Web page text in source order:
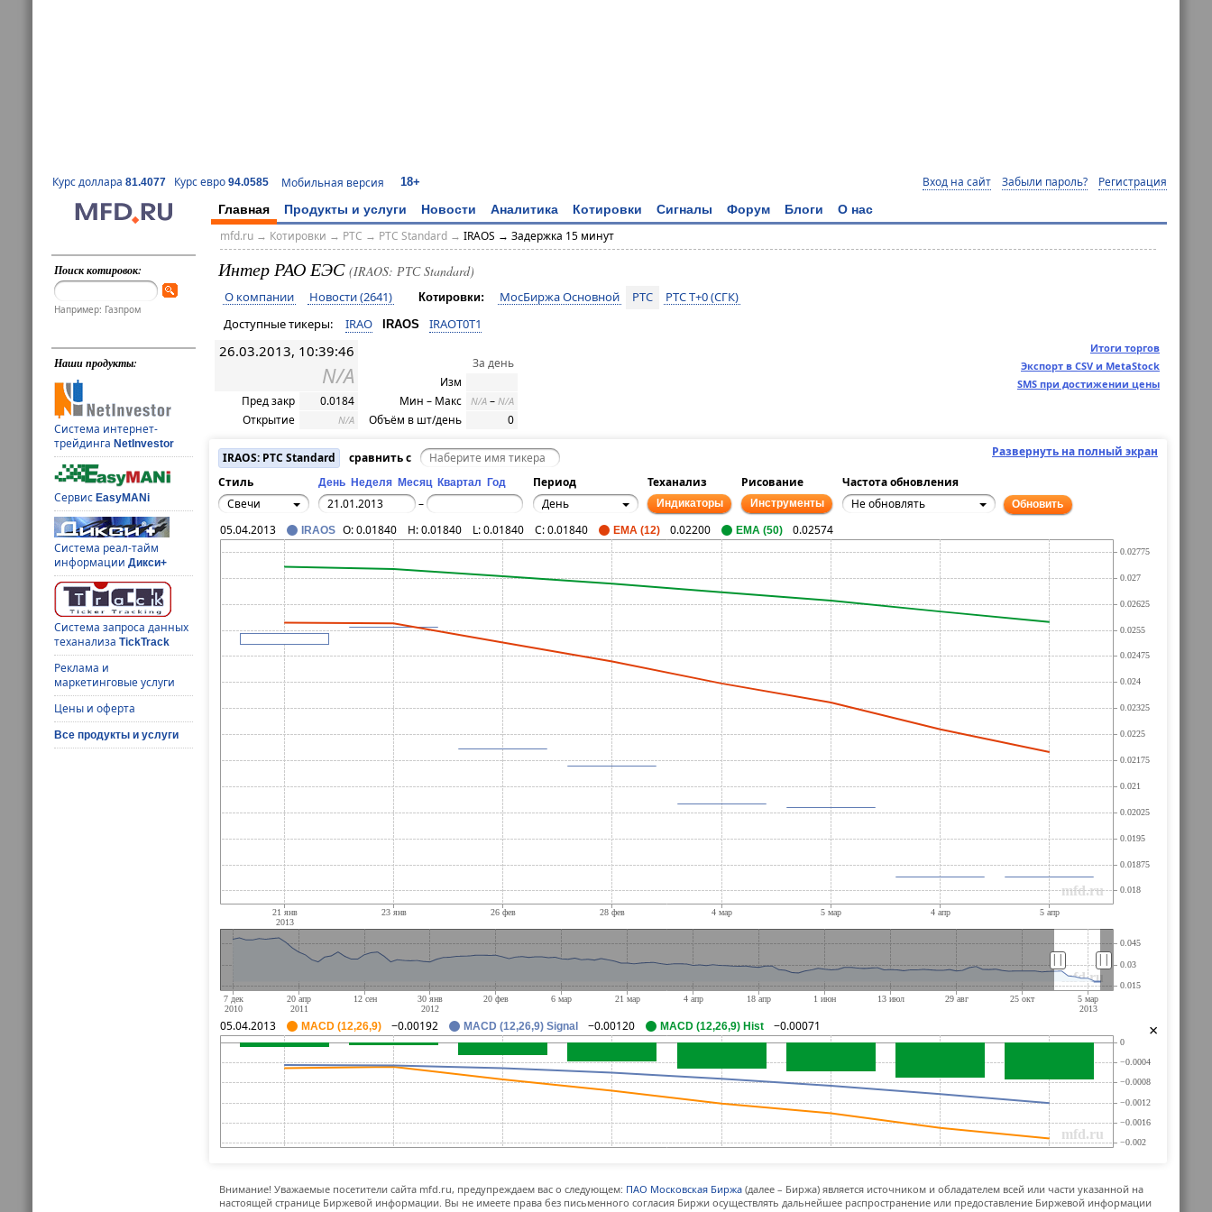
Курс доллара 81.4077 Курс евро 94.0585 Мобильная версия 18+ Вход на сайт Забыли пароль? Регистрация
Главная Продукты и услуги Новости Аналитика Котировки Сигналы Форум Блоги О нас
Поиск котировок:
Например: Газпром
Наши продукты:
Система интернет-
трейдингаNetInvestor
СервисEasyMANi
Система реал-тайм
информацииДикси+
Система запроса данных
теханализаTickTrack
Реклама и
маркетинговые услуги
Цены и оферта
Все продукты и услуги
mfd.ru→ Котировки → РТС → РТС Standard→ IRAOS → Задержка 15 минут
Интер РАО ЕЭС (IRAOS: РТС Standard)
О компании Новости (2641) Котировки: МосБиржа Основной РТС
РТС T+0 (СГК)
Доступные тикеры:
IRAO IRAOS IRAOT0T1
Итоги торгов
Экспорт в CSV и MetaStock
SMS при достижении цены
26.03.2013, 10:39:46
N/A
Пред закр
0.0184
Открытие
N/A
За день
Изм
Мин – Макс
N/A – N/A
Объём в шт/день 0
Развернуть на полный экран
IRAOS: РТС Standard
сравнить с
Стиль
День Неделя Месяц Квартал Год Период Теханализ Рисование
Частота обновления
Свечи
– День Индикаторы Инструменты Не обновлять Обновить
|| ||
×
05.04.2013 IRAOS O:0.01840 H:0.01840 L:0.01840 C:0.01840 EMA (12) 0.02200 EMA (50) 0.02574
05.04.2013 MACD (12,26,9) −0.00192 MACD (12,26,9) Signal −0.00120 MACD (12,26,9) Hist −0.00071
Внимание! Уважаемые посетители сайта mfd.ru, предупреждаем вас о следующем: ПАО Московская Биржа (далее – Биржа) является источником и обладателем всей или части указанной на
настоящей странице Биржевой информации. Вы не имеете права без письменного согласия Биржи осуществлять дальнейшее распространение или предоставление Биржевой информации